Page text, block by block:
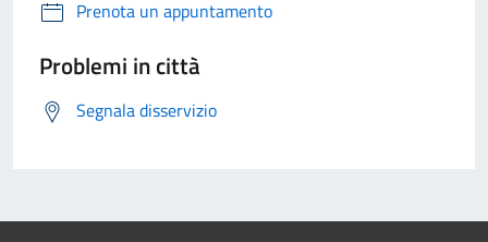
Prenota un appuntamento
Problemi in città
Segnala disservizio